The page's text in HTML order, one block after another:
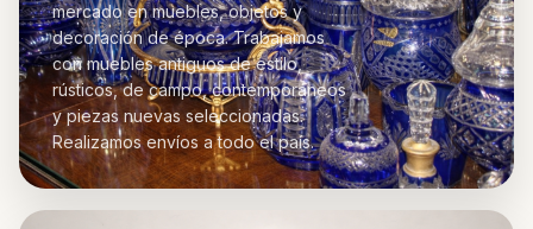
mercado en muebles, objetos y
decoración de época. Trabajamos
con muebles antiguos de estilo,
rústicos, de campo, contemporáneos
y piezas nuevas seleccionadas.
Realizamos envíos a todo el país.